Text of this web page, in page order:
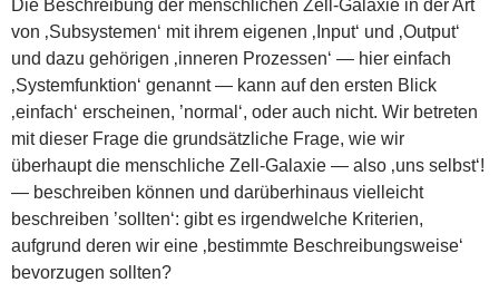
Die Beschreibung der menschlichen Zell-Galaxie in der Art
von ‚Subsystemen‘ mit ihrem eigenen ‚Input‘ und ‚Output‘
und dazu gehörigen ‚inneren Prozessen‘ — hier einfach
‚Systemfunktion‘ genannt — kann auf den ersten Blick
‚einfach‘ erscheinen, ’normal‘, oder auch nicht. Wir betreten
mit dieser Frage die grundsätzliche Frage, wie wir
überhaupt die menschliche Zell-Galaxie — also ‚uns selbst‘!
— beschreiben können und darüberhinaus vielleicht
beschreiben ’sollten‘: gibt es irgendwelche Kriterien,
aufgrund deren wir eine ‚bestimmte Beschreibungsweise‘
bevorzugen sollten?